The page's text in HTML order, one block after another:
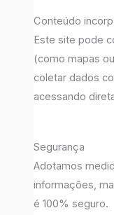
Conteúdo
Este site pode
(como mapas
coletar dados
acessando
Segurança
Adotamos
informações,
é 100% seguro.